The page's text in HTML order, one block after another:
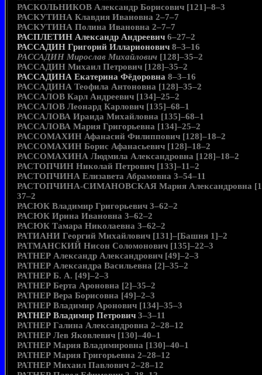
РАСКОЛЬНИКОВ Александр Борисович [121]–8–3
РАСКУТИНА Клавдия Ивановна 2–7–7
РАСКУТИНА Полина Ивановна 2–7–7
РАСПЛЕТИН Александр Андреевич 6–27–2
РАССАДИН Григорий Илларионович 8–3–16
РАССАДИН Мирослав Михайлович [128]–35–2
РАССАДИН Михаил Петрович [128]–35–2
РАССАДИНА Екатерина Фёдоровна 8–3–16
РАССАДИНА Теофила Антоновна [128]–35–2
РАССАЛОВ Карл Андреевич [134]–25–2
РАССАЛОВ Леонард Карлович [135]–68–1
РАССАЛОВА Ираида Михайловна [135]–68–1
РАССАЛОВА Мария Григорьевна [134]–25–2
РАССОМАХИН Афанасий Филиппович [128]–18–2
РАССОМАХИН Борис Афанасьевич [128]–18–2
РАССОМАХИНА Людмила Александровна [128]–18–2
РАСТОПЧИН Николай Петрович [133]–11–2
РАСТОПЧИНА Елизавета Абрамовна 3–54–11
РАСТОПЧИНА-СИМАНОВСКАЯ Мария Александровна
37–2
РАСЮК Владимир Григорьевич 3–62–2
РАСЮК Ирина Ивановна 3–62–2
РАСЮК Тамара Николаевна 3–62–2
РАТИАНИ Георгий Михайлович [131]–[Башня 1]–2
РАТМАНСКИЙ Нисон Соломонович [135]–22–3
РАТНЕР Александр Александрович [49]–2–3
РАТНЕР Александра Васильевна [2]–35–2
РАТНЕР Б. А. [49]–2–3
РАТНЕР Берта Ароновна [2]–35–2
РАТНЕР Вера Борисовна [49]–2–3
РАТНЕР Владимир Аронович [134]–35–3
РАТНЕР Владимир Петрович 3–3–11
РАТНЕР Галина Александровна 2–28–12
РАТНЕР Лев Яковлевич [130]–40–1
РАТНЕР Мария Владимировна [130]–40–1
РАТНЕР Мария Григорьевна 2–28–12
РАТНЕР Михаил Павлович 2–28–12